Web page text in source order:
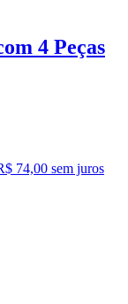
4 Peças
74,00 sem juros